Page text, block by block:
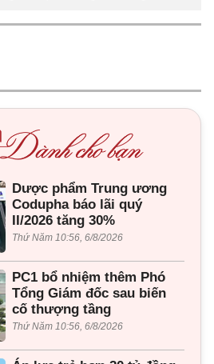
Dược phẩm Trung ương
Codupha báo lãi quý
II/2026 tăng 30%
Thứ Năm 10:56, 6/8/2026
PC1 bổ nhiệm thêm Phó
Tổng Giám đốc sau biến
cố thượng tầng
Thứ Năm 10:56, 6/8/2026